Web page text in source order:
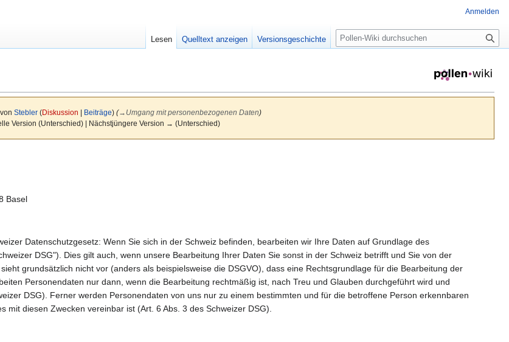
Stebler (Diskussion | Beiträge) (→ Umgang mit personenbezogenen Daten)
Version (Unterschied) | Nächstjüngere Version → (Unterschied)
Basel
Datenschutzgesetz: Wenn Sie sich in der Schweiz befinden, bearbeiten wir Ihre Daten auf Grundlage des
DSG"). Dies gilt auch, wenn unsere Bearbeitung Ihrer Daten Sie sonst in der Schweiz betrifft und Sie von der
grundsätzlich nicht vor (anders als beispielsweise die DSGVO), dass eine Rechtsgrundlage für die Bearbeitung der
Personendaten nur dann, wenn die Bearbeitung rechtmäßig ist, nach Treu und Glauben durchgeführt wird und
DSG). Ferner werden Personendaten von uns nur zu einem bestimmten und für die betroffene Person erkennbaren
mit diesen Zwecken vereinbar ist (Art. 6 Abs. 3 des Schweizer DSG).
Anmelden
Lesen Quelltext anzeigen Versionsgeschichte
S
u
e